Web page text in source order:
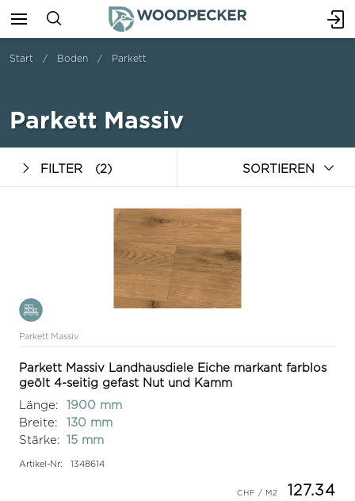
Start Boden Parkett
Parkett Massiv
FILTER (2) SORTIEREN
Parkett Massiv
Parkett Massiv Landhausdiele Eiche markant farblos
geölt 4-seitig gefast Nut und Kamm
Länge:
1900 mm
Breite:
130 mm
Stärke: 15 mm
Artikel-Nr: 1348614
127.34